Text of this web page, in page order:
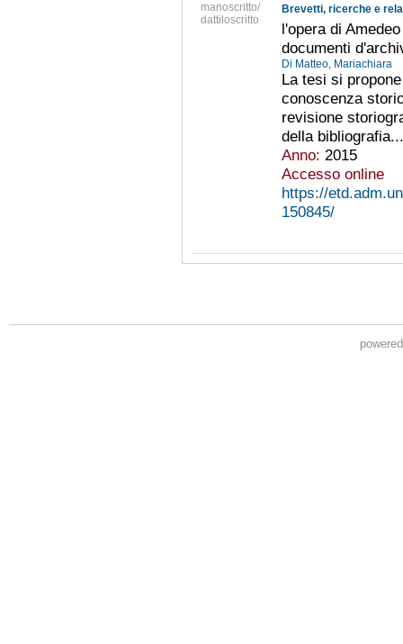
manoscritto/
dattiloscritto
Brevetti, ricerche e
l'opera di
documenti
Di Matteo, Mariachiara
La tesi si
conoscenza
revisione
della bibliografia...
Anno: 2015
Accesso online
https://
150845/